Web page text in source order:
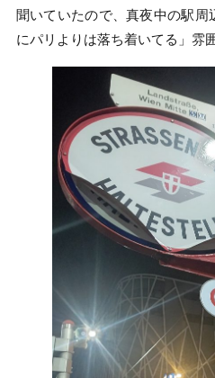
聞いていたので、真夜中の駅
にパリよりは落ち着いてる」雰